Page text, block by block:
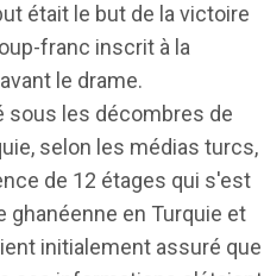
était le but de la victoire
franc inscrit à la
le drame.
sous les décombres de
selon les médias turcs,
de 12 étages qui s'est
en Turquie et
initialement assuré que